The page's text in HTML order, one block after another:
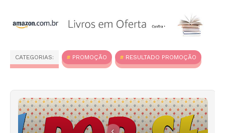
CATEGORIAS: PROMOÇÃO RESULTADO PROMOÇÃO